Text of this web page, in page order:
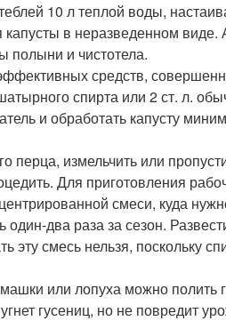
10 л теплой воды,
в неразведенном виде.
полыни и чистотела.
средств,
спирта или 2 ст. л.
и обработать капусту
перца, измельчить или
Для приготовления
смеси, куда
два раза за сезон.
эту смесь нельзя, поскольку
или лопуха можно полить
гусениц, но не повредит